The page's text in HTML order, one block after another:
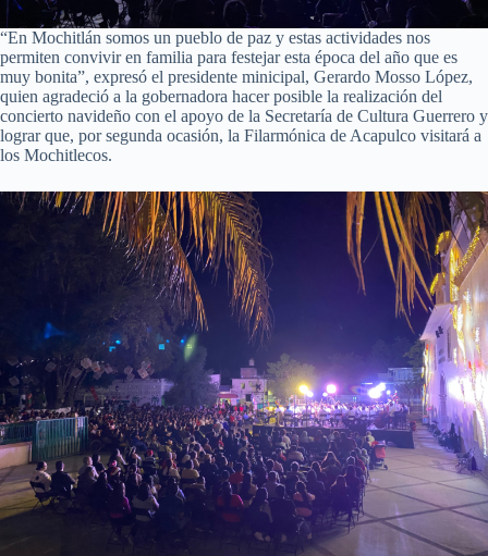
“En Mochitlán somos un pueblo de paz y estas actividades nos
permiten convivir en familia para festejar esta época del año que es
muy bonita”, expresó el presidente minicipal, Gerardo Mosso López,
quien agradeció a la gobernadora hacer posible la realización del
concierto navideño con el apoyo de la Secretaría de Cultura Guerrero y
lograr que, por segunda ocasión, la Filarmónica de Acapulco visitará a
los Mochitlecos.